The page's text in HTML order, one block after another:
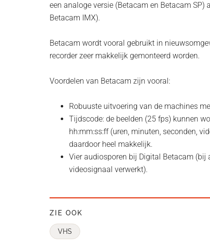
een analoge versie (Betacam en Betacam
Betacam IMX).
Betacam wordt vooral gebruikt in
recorder zeer makkelijk gemonteerd worden.
Voordelen van Betacam zijn vooral:
Robuuste uitvoering van de machines
Tijdscode: de beelden (25 fps) kunnen
hh:mm:ss:ff (uren, minuten, seconden,
daardoor heel makkelijk.
Vier audiosporen bij Digital Betacam
videosignaal verwerkt).
ZIE OOK
VHS